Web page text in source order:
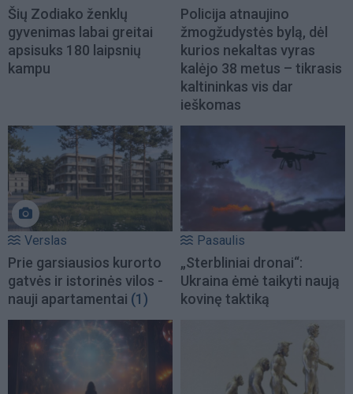
Šių Zodiako ženklų
gyvenimas labai greitai
apsisuks 180 laipsnių
kampu
Policija atnaujino
žmogžudystės bylą, dėl
kurios nekaltas vyras
kalėjo 38 metus – tikrasis
kaltininkas vis dar
ieškomas
Verslas
Prie garsiausios kurorto
gatvės ir istorinės vilos -
nauji apartamentai (1)
Pasaulis
„Sterbliniai dronai“:
Ukraina ėmė taikyti naują
kovinę taktiką